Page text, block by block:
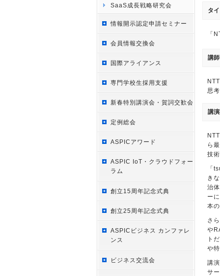
SaaS成長戦略研究会
情報開示認定申請セミナー
会員情報交換会
国際アライアンス
専門学校生採用支援
新春特別講演会・賀詞交歓会
定例総会
ASPICアワード
ASPIC IoT・クラウドフォー
ラム
創立15周年記念式典
創立25周年記念式典
ASPICビジネス カンファレ
ンス
ビジネス交流会
タ
「
講師
思
講
ら
技
「
き
治
ー
本
さ
や
ト
や
講
サ